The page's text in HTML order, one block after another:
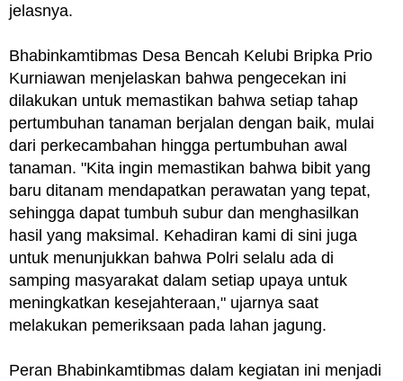
jelasnya.
Bhabinkamtibmas Desa Bencah Kelubi Bripka Prio
Kurniawan menjelaskan bahwa pengecekan ini
dilakukan untuk memastikan bahwa setiap tahap
pertumbuhan tanaman berjalan dengan baik, mulai
dari perkecambahan hingga pertumbuhan awal
tanaman. "Kita ingin memastikan bahwa bibit yang
baru ditanam mendapatkan perawatan yang tepat,
sehingga dapat tumbuh subur dan menghasilkan
hasil yang maksimal. Kehadiran kami di sini juga
untuk menunjukkan bahwa Polri selalu ada di
samping masyarakat dalam setiap upaya untuk
meningkatkan kesejahteraan," ujarnya saat
melakukan pemeriksaan pada lahan jagung.
Peran Bhabinkamtibmas dalam kegiatan ini menjadi